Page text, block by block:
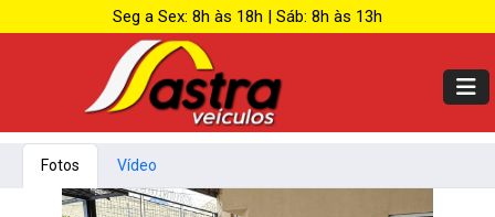
Seg a Sex: 8h às 18h | Sáb: 8h às 13h
Fotos Vídeo